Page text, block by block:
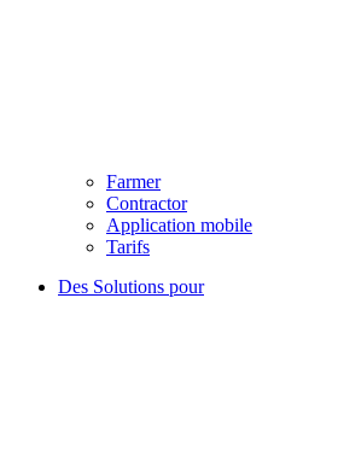
Farmer
Contractor
Application mobile
Tarifs
Des Solutions pour